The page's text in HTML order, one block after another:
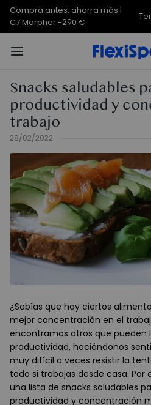
Compra antes, ahorra más |
C7 Morpher -290 €
Snacks saludables
productividad y
trabajo
28/02/2022
¿Sabías que hay ciertos
mejor concentración en el
encontramos otros que pueden
productividad, haciéndonos
muy difícil a veces resistir la
todo si trabajas desde casa.
una lista de snacks saludables
productividad y concentración